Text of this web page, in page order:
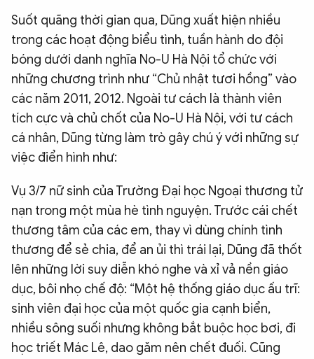
Suốt quãng thời gian qua, Dũng xuất hiện nhiều
trong các hoạt động biểu tình, tuần hành do đội
bóng dưới danh nghĩa No-U Hà Nội tổ chức với
những chương trình như “Chủ nhật tươi hồng” vào
các năm 2011, 2012. Ngoài tư cách là thành viên
tích cực và chủ chốt của No-U Hà Nội, với tư cách
cá nhân, Dũng từng làm trò gây chú ý với những sự
việc điển hình như:
Vụ 3/7 nữ sinh của Trường Đại học Ngoại thương tử
nạn trong một mùa hè tình nguyện. Trước cái chết
thương tâm của các em, thay vì dùng chính tình
thương để sẻ chia, để an ủi thì trái lại, Dũng đã thốt
lên những lời suy diễn khó nghe và xỉ vả nền giáo
dục, bôi nhọ chế độ: “Một hệ thống giáo dục ấu trĩ:
sinh viên đại học của một quốc gia cạnh biển,
nhiều sông suối nhưng không bắt buộc học bơi, đi
học triết Mác Lê, dao găm nên chết đuối. Cũng